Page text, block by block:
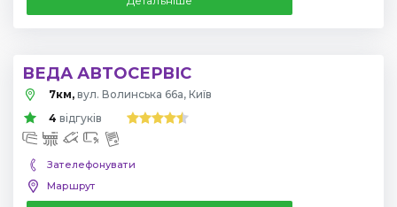
ВЕДА АВТОСЕРВІС
7км, вул. Волинська 66а, Київ
4 відгуків
Зателефонувати
Маршрут